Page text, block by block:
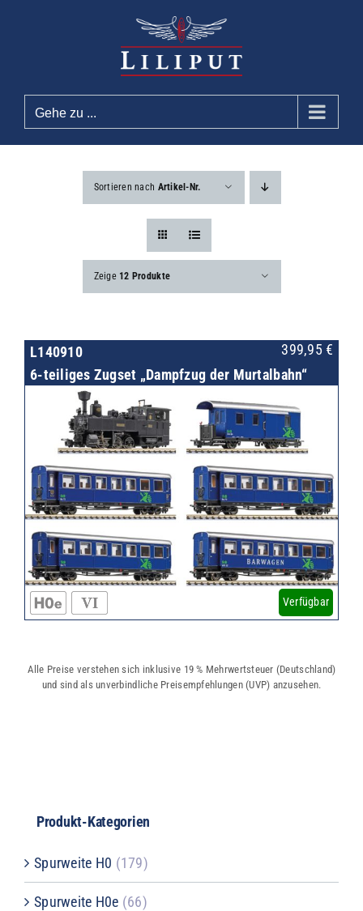
Gehe zu ...
Sortieren nach Artikel-Nr.
Zeige 12 Produkte
L140910 399,95 €
6-teiliges Zugset „Dampfzug der Murtalbahn“
Verfügbar
Alle Preise verstehen sich inklusive 19 % Mehrwertsteuer (Deutschland)
und sind als unverbindliche Preisempfehlungen (UVP) anzusehen.
Produkt-Kategorien
Spurweite H0 (179)
Spurweite H0e (66)